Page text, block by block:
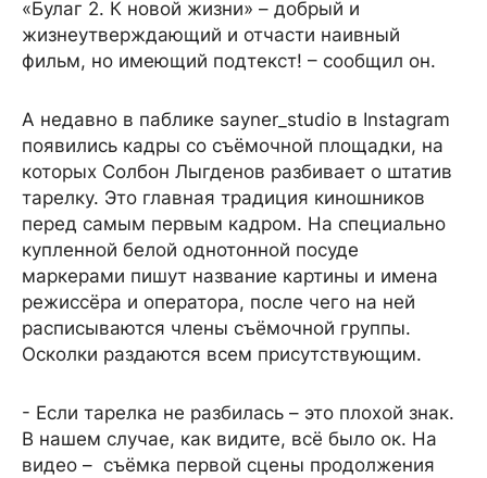
«Булаг 2. К новой жизни» – добрый и
жизнеутверждающий и отчасти наивный
фильм, но имеющий подтекст! – сообщил он.
А недавно в паблике sayner_studio в Instagram
появились кадры со съёмочной площадки, на
которых Солбон Лыгденов разбивает о штатив
тарелку. Это главная традиция киношников
перед самым первым кадром. На специально
купленной белой однотонной посуде
маркерами пишут название картины и имена
режиссёра и оператора, после чего на ней
расписываются члены съёмочной группы.
Осколки раздаются всем присутствующим.
- Если тарелка не разбилась – это плохой знак.
В нашем случае, как видите, всё было ок. На
видео – съёмка первой сцены продолжения